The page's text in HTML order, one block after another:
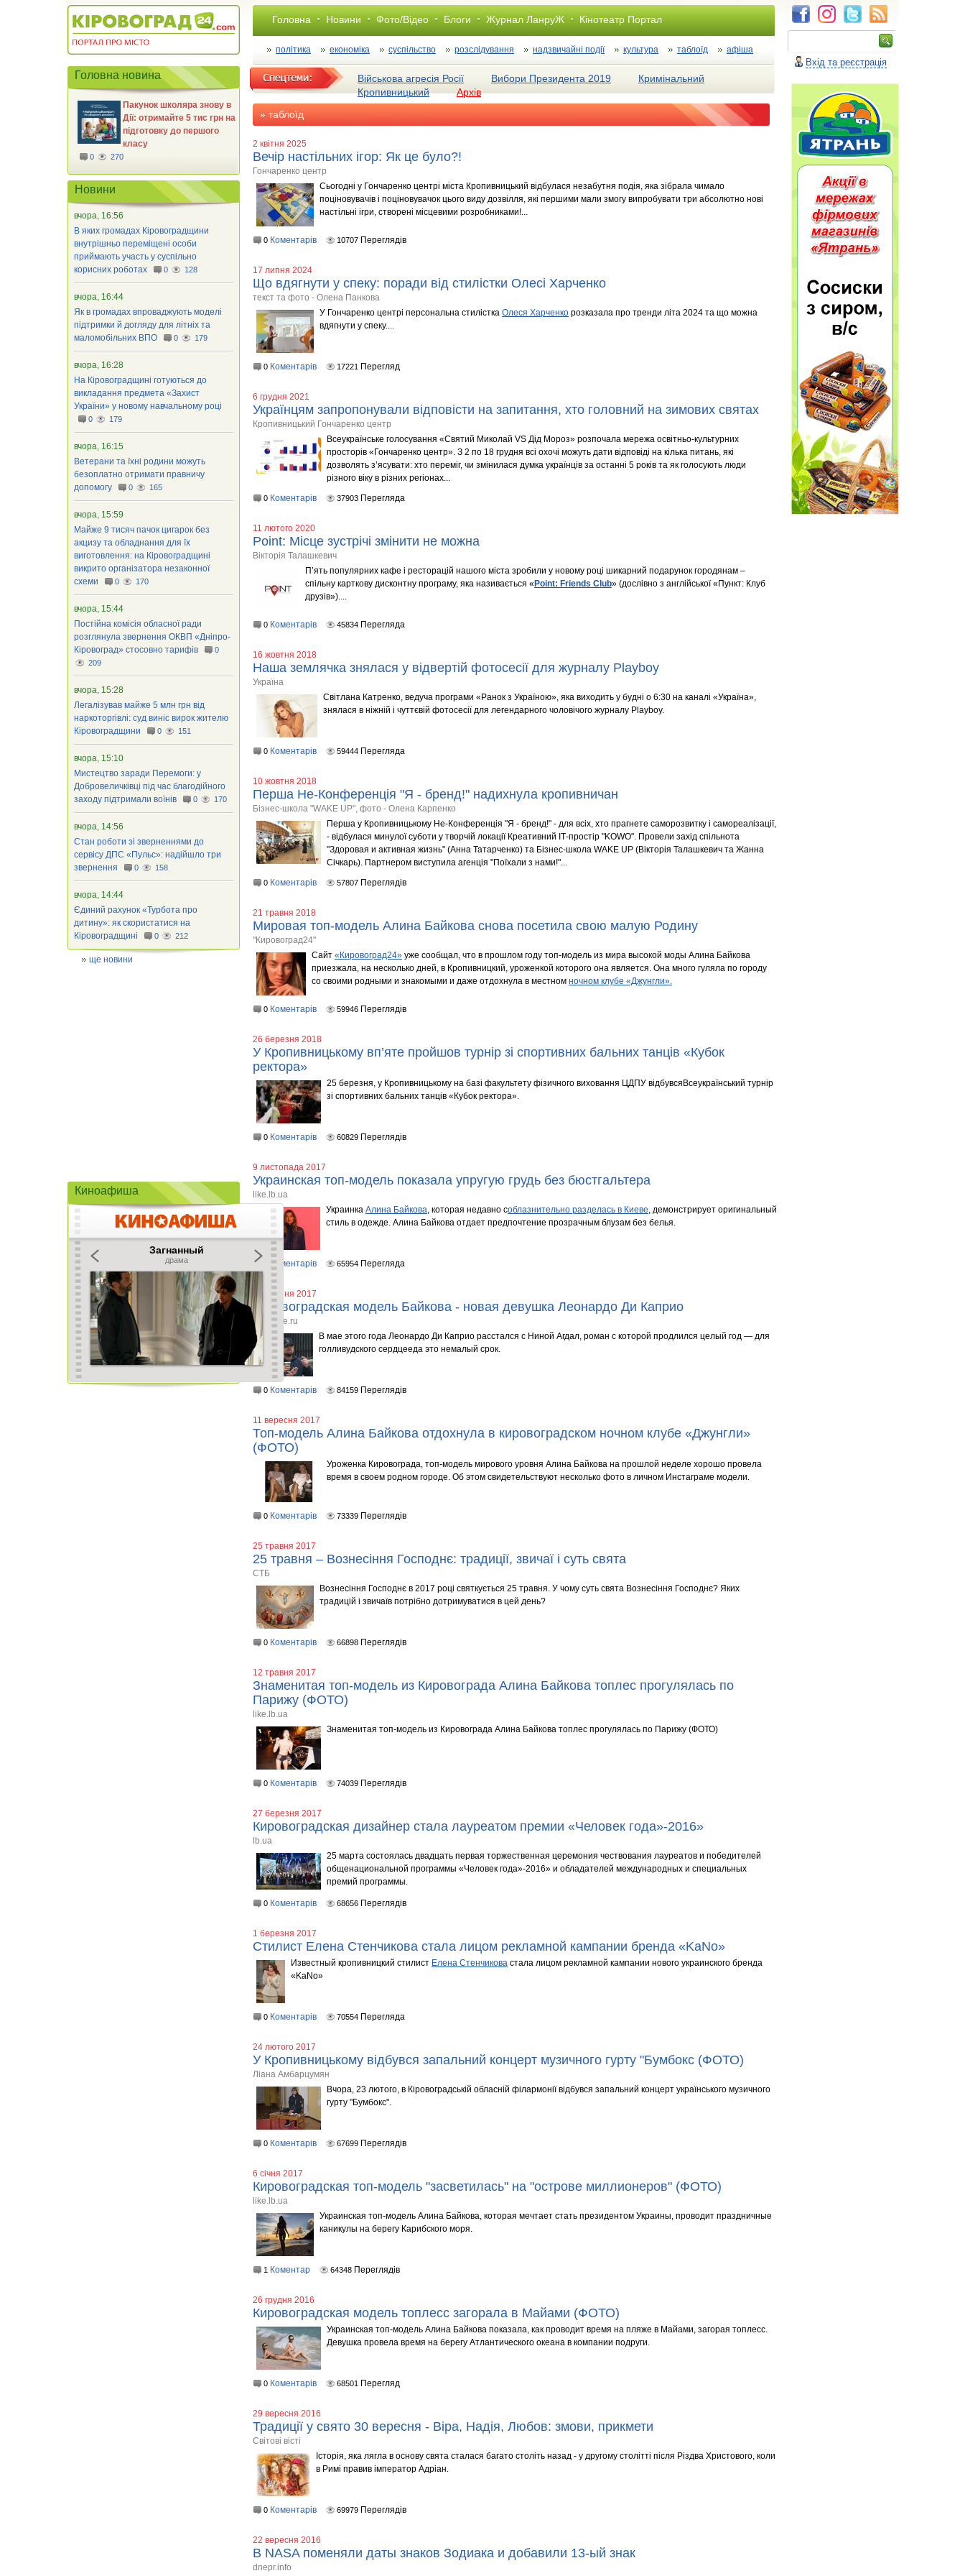
Головна Новини Фото/Відео Блоги Журнал ЛанруЖ Кінотеатр Портал
політика економіка суспільство розслiдування надзвичайні події культура таблоїд афіша
Військова агресія Росії Вибори Президента 2019
Кримінальний
Кропивницький
Архів
таблоїд
2 квітня 2025
Вечір настільних ігор: Як це було?!
Гончаренко центр
Сьогодні у Гончаренко центрі міста Кропивницький відбулася незабутня подія, яка зібрала чимало
поціновувачів і поціновувачок цього виду дозвілля, які першими мали змогу випробувати три абсолютно нові
настільні ігри, створені місцевими розробниками!...
0 Коментарів 10707 Переглядів
17 липня 2024
Що вдягнути у спеку: поради від стилістки Олесі Харченко
текст та фото - Олена Панкова
У Гончаренко центрі персональна стилістка Олеся Харченко розказала про тренди літа 2024 та що можна
вдягнути у спеку....
0 Коментарів 17221 Перегляд
6 грудня 2021
Українцям запропонували відповісти на запитання, хто головний на зимових святах
Кропивницький Гончаренко центр
Всеукраїнське голосування «Святий Миколай VS Дід Мороз» розпочала мережа освітньо-культурних
просторів «Гончаренко центр». З 2 по 18 грудня всі охочі можуть дати відповіді на кілька питань, які
дозволять з’ясувати: хто переміг, чи змінилася думка українців за останні 5 років та як голосують люди
різного віку в різних регіонах...
0 Коментарів 37903 Перегляда
11 лютого 2020
Point: Місце зустрічі змінити не можна
Вікторія Талашкевич
П’ять популярних кафе і ресторацій нашого міста зробили у новому році шикарний подарунок городянам –
спільну карткову дисконтну програму, яка називається « Point: Friends Club» (дослівно з англійської «Пункт: Клуб
друзів»)....
0 Коментарів 45834 Перегляда
16 жовтня 2018
Наша землячка знялася у відвертій фотосесії для журналу Playboy
Україна
Світлана Катренко, ведуча програми «Ранок з Україною», яка виходить у будні о 6:30 на каналі «Україна»,
знялася в ніжній і чуттєвій фотосесії для легендарного чоловічого журналу Playboy.
0 Коментарів 59444 Перегляда
10 жовтня 2018
Перша ​Не-Конференція "Я - бренд!" надихнула кропивничан
Бізнес-школа "WAKE UP", фото - Олена Карпенко
Перша у Кропивницькому Не-Конференція "Я - бренд!" - для всіх, хто прагнете саморозвитку і самореалізації,
- відбулася минулої суботи у творчій локації Креативний ІТ-простір "KOWO". Провели захід спільнота
"Здоровая и активная жизнь" (Анна Татарченко) та Бізнес-школа WAKE UP (Вікторія Талашкевич та Жанна
Січкарь). Партнером виступила агенція "Поїхали з нами!"...
0 Коментарів 57807 Переглядів
21 травня 2018
Мировая топ-модель Алина Байкова снова посетила свою малую Родину
"Кировоград24"
Сайт «Кировоград24» уже сообщал, что в прошлом году топ-модель из мира высокой моды Алина Байкова
приезжала, на несколько дней, в Кропивницкий, уроженкой которого она является. Она много гуляла по городу
со своими родными и знакомыми и даже отдохнула в местном ночном клубе «Джунгли».
0 Коментарів 59946 Переглядів
26 березня 2018
У Кропивницькому вп’яте пройшов турнір зі спортивних бальних танців «Кубок
ректора»
25 березня, у Кропивницькому на базі факультету фізичного виховання ЦДПУ відбувсяВсеукраїнський турнір
зі спортивних бальних танців «Кубок ректора».
0 Коментарів 60829 Переглядів
9 листопада 2017
Украинская топ-модель показала упругую грудь без бюстгальтера
like.lb.ua
Украинка Алина Байкова, которая недавно соблазнительно разделась в Киеве, демонстрирует оригинальный
стиль в одежде. Алина Байкова отдает предпочтение прозрачным блузам без белья.
Коментарів 65954 Перегляда
19 жовтня 2017
Кировоградская модель Байкова - новая девушка Леонардо Ди Каприо
www.elle.ru
В мае этого года Леонардо Ди Каприо расстался с Ниной Агдал, роман с которой продлился целый год — для
голливудского сердцееда это немалый срок.
0 Коментарів 84159 Переглядів
11 вересня 2017
Топ-модель Алина Байкова отдохнула в кировоградском ночном клубе «Джунгли»
(ФОТО)
Уроженка Кировограда, топ-модель мирового уровня Алина Байкова на прошлой неделе хорошо провела
время в своем родном городе. Об этом свидетельствуют несколько фото в личном Инстаграме модели.
0 Коментарів 73339 Переглядів
25 травня 2017
25 травня – Вознесіння Господнє: традиції, звичаї і суть свята
СТБ
Вознесіння Господнє в 2017 році святкується 25 травня. У чому суть свята Вознесіння Господнє? Яких
традицій і звичаїв потрібно дотримуватися в цей день?
0 Коментарів 66898 Переглядів
12 травня 2017
Знаменитая топ-модель из Кировограда Алина Байкова топлес прогулялась по
Парижу (ФОТО)
like.lb.ua
Знаменитая топ-модель из Кировограда Алина Байкова топлес прогулялась по Парижу (ФОТО)
0 Коментарів 74039 Переглядів
27 березня 2017
Кировоградская дизайнер стала лауреатом премии «Человек года»-2016»
lb.ua
25 марта состоялась двадцать первая торжественная церемония чествования лауреатов и победителей
общенациональной программы «Человек года»-2016» и обладателей международных и специальных
премий программы.
0 Коментарів 68656 Переглядів
1 березня 2017
Стилист Елена Стенчикова стала лицом рекламной кампании бренда «KaNo»
Известный кропивницкий стилист Елена Стенчикова стала лицом рекламной кампании нового украинского бренда
«KaNo»
0 Коментарів 70554 Перегляда
24 лютого 2017
У Кропивницькому відбувся запальний концерт музичного гурту "Бумбокс (ФОТО)
Ліана Амбарцумян
Вчора, 23 лютого, в Кіровоградській обласній філармонії відбувся запальний концерт українського музичного
гурту "Бумбокс".
0 Коментарів 67699 Переглядів
6 січня 2017
Кировоградская топ-модель "засветилась" на "острове миллионеров" (ФОТО)
like.lb.ua
Украинская топ-модель Алина Байкова, которая мечтает стать президентом Украины, проводит праздничные
каникулы на берегу Карибского моря.
1 Коментар 64348 Переглядів
26 грудня 2016
Кировоградская модель топлесс загорала в Майами (ФОТО)
Украинская топ-модель Алина Байкова показала, как проводит время на пляже в Майами, загорая топлесс.
Девушка провела время на берегу Атлантического океана в компании подруги.
0 Коментарів 68501 Перегляд
29 вересня 2016
Традиції у свято 30 вересня - Віра, Надія, Любов: змови, прикмети
Світові вісті
Історія, яка лягла в основу свята сталася багато століть назад - у другому столітті після Різдва Христового, коли
в Римі правив імператор Адріан.
0 Коментарів 69979 Переглядів
22 вересня 2016
В NASA поменяли даты знаков Зодиака и добавили 13-ый знак
dnepr.info
Головна новина
Пакунок школяра знову в
Дії: отримайте 5 тис грн на
підготовку до першого
класу
0 270
Новини
вчора, 16:56
В яких громадах Кіровоградщини
внутрішньо переміщені особи
приймають участь у суспільно
корисних роботах
0 128
вчора, 16:44
Як в громадах впроваджують моделі
підтримки й догляду для літніх та
маломобільних ВПО
0 179
вчора, 16:28
На Кіровоградщині готуються до
викладання предмета «Захист
України» у новому навчальному році
0 179
вчора, 16:15
Ветерани та їхні родини можуть
безоплатно отримати правничу
допомогу
0 165
вчора, 15:59
Майже 9 тисяч пачок цигарок без
акцизу та обладнання для їх
виготовлення: на Кіровоградщині
викрито організатора незаконної
схеми
0 170
вчора, 15:44
Постійна комісія обласної ради
розглянула звернення ОКВП «Дніпро-
Кіровоград» стосовно тарифів
0
209
вчора, 15:28
Легалізував майже 5 млн грн від
наркоторгівлі: суд виніс вирок жителю
Кіровоградщини
0 151
вчора, 15:10
Мистецтво заради Перемоги: у
Добровеличківці під час благодійного
заходу підтримали воїнів
0 170
вчора, 14:56
Стан роботи зі зверненнями до
сервісу ДПС «Пульс»: надійшло три
звернення
0 158
вчора, 14:44
Єдиний рахунок «Турбота про
дитину»: як скористатися на
Кіровоградщині
0 212
ще новини
Киноафиша
Вхід та реєстрація